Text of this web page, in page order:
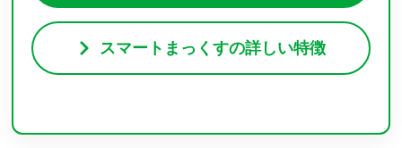
スマートまっくすの詳しい特徴